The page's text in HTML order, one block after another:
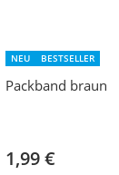
NEU BESTSELLER
Packband braun
1,99 €